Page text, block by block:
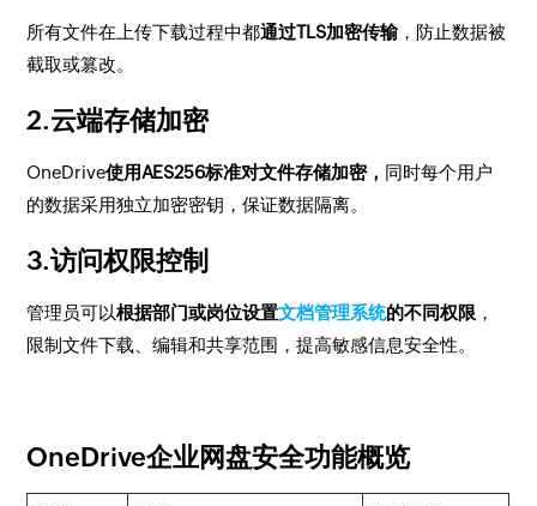
所有文件在上传下载过程中都通过TLS加密传输，防止数据被
截取或篡改。
2.云端存储加密
OneDrive使用AES256标准对文件存储加密， 同时每个用户
的数据采用独立加密密钥，保证数据隔离。
3.访问权限控制
管理员可以根据部门或岗位设置文档管理系统的不同权限 ，
限制文件下载、编辑和共享范围，提高敏感信息安全性。
OneDrive企业网盘安全功能概览